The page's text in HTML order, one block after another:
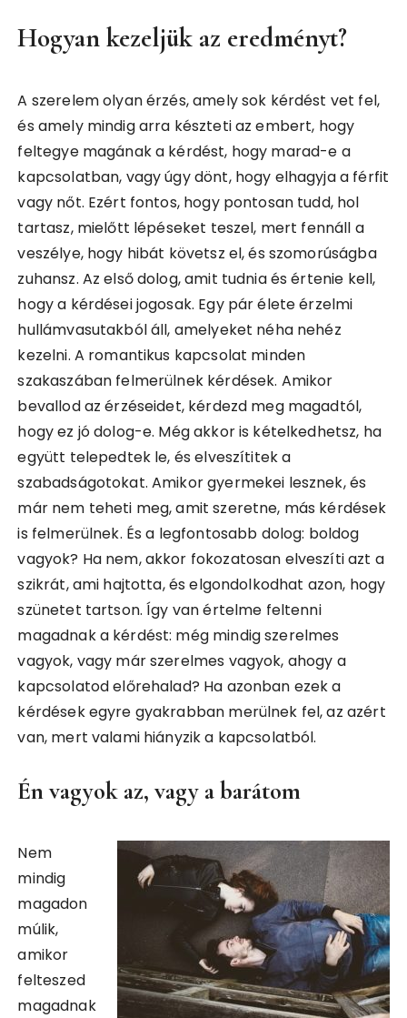
Hogyan kezeljük az eredményt?
A szerelem olyan érzés, amely sok kérdést vet fel,
és amely mindig arra készteti az embert, hogy
feltegye magának a kérdést, hogy marad-e a
kapcsolatban, vagy úgy dönt, hogy elhagyja a férfit
vagy nőt. Ezért fontos, hogy pontosan tudd, hol
tartasz, mielőtt lépéseket teszel, mert fennáll a
veszélye, hogy hibát követsz el, és szomorúságba
zuhansz. Az első dolog, amit tudnia és értenie kell,
hogy a kérdései jogosak. Egy pár élete érzelmi
hullámvasutakból áll, amelyeket néha nehéz
kezelni. A romantikus kapcsolat minden
szakaszában felmerülnek kérdések. Amikor
bevallod az érzéseidet, kérdezd meg magadtól,
hogy ez jó dolog-e. Még akkor is kételkedhetsz, ha
együtt telepedtek le, és elveszítitek a
szabadságotokat. Amikor gyermekei lesznek, és
már nem teheti meg, amit szeretne, más kérdések
is felmerülnek. És a legfontosabb dolog: boldog
vagyok? Ha nem, akkor fokozatosan elveszíti azt a
szikrát, ami hajtotta, és elgondolkodhat azon, hogy
szünetet tartson. Így van értelme feltenni
magadnak a kérdést: még mindig szerelmes
vagyok, vagy már szerelmes vagyok, ahogy a
kapcsolatod előrehalad? Ha azonban ezek a
kérdések egyre gyakrabban merülnek fel, az azért
van, mert valami hiányzik a kapcsolatból.
Én vagyok az, vagy a barátom
Nem
mindig
magadon
múlik,
amikor
felteszed
magadnak